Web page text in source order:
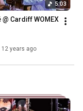
5:03
Cardiff WOMEX
12 years ago